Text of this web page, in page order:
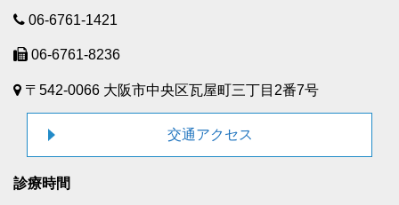
06-6761-1421
06-6761-8236
〒542-0066 大阪市中央区瓦屋町三丁目2番7号
交通アクセス
診療時間